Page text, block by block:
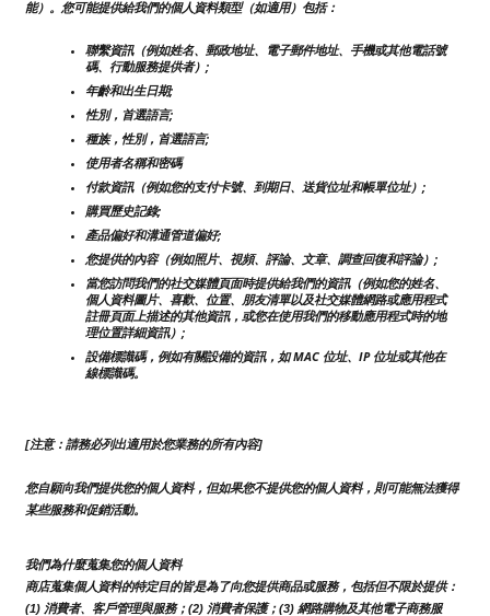
能）。您可能提供給我們的個人資料類型（如適用）包括：
聯繫資訊（例如姓名、郵政地址、電子郵件地址、手機或其他電話號
碼、行動服務提供者）;
年齡和出生日期;
性別，首選語言;
種族，性別，首選語言;
使用者名稱和密碼
付款資訊（例如您的支付卡號、到期日、送貨位址和帳單位址）;
購買歷史記錄;
產品偏好和溝通管道偏好;
您提供的內容（例如照片、視頻、評論、文章、調查回復和評論）;
當您訪問我們的社交媒體頁面時提供給我們的資訊（例如您的姓名、
個人資料圖片、喜歡、位置、朋友清單以及社交媒體網路或應用程式
註冊頁面上描述的其他資訊，或您在使用我們的移動應用程式時的地
理位置詳細資訊）;
設備標識碼，例如有關設備的資訊，如 MAC 位址、IP 位址或其他在
線標識碼。
[注意：請務必列出適用於您業務的所有內容]
您自願向我們提供您的個人資料，但如果您不提供您的個人資料，則可能無法獲得
某些服務和促銷活動。
我們為什麼蒐集您的個人資料
商店蒐集個人資料的特定目的皆是為了向您提供商品或服務，包括但不限於提供：
(1) 消費者、客戶管理與服務；(2) 消費者保護；(3) 網路購物及其他電子商務服